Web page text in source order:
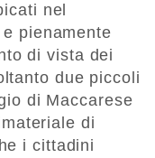
nel
pienamente
di vista dei
due piccoli
di Maccarese
di
i cittadini